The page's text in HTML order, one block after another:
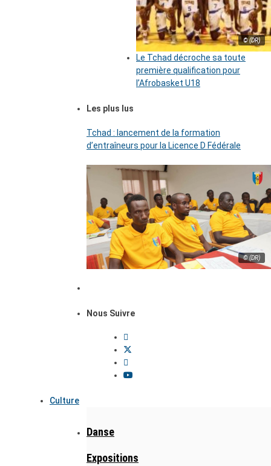
© (DR)
Le Tchad décroche sa toute
première qualification pour
l’Afrobasket U18
Les plus lus
Tchad : lancement de la formation
d’entraîneurs pour la Licence D Fédérale
© (DR)
Nous Suivre
Culture
Danse
Expositions